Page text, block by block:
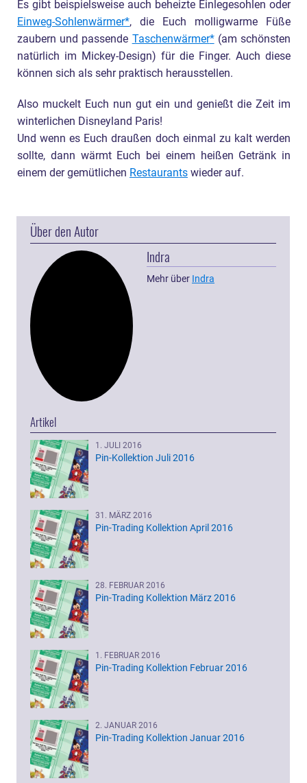
Es gibt beispielsweise auch beheizte Einlegesohlen oder
Einweg-Sohlenwärmer , die Euch molligwarme Füße
zaubern und passende Taschenwärmer (am schönsten
natürlich im Mickey-Design) für die Finger. Auch diese
können sich als sehr praktisch herausstellen.
Also muckelt Euch nun gut ein und genießt die Zeit im
winterlichen Disneyland Paris!
Und wenn es Euch draußen doch einmal zu kalt werden
sollte, dann wärmt Euch bei einem heißen Getränk in
einem der gemütlichen Restaurants wieder auf.
Über den Autor
Indra
Mehr über Indra
Artikel
1. JULI 2016
Pin-Kollektion Juli 2016
31. MÄRZ 2016
Pin-Trading Kollektion April 2016
28. FEBRUAR 2016
Pin-Trading Kollektion März 2016
1. FEBRUAR 2016
Pin-Trading Kollektion Februar 2016
2. JANUAR 2016
Pin-Trading Kollektion Januar 2016